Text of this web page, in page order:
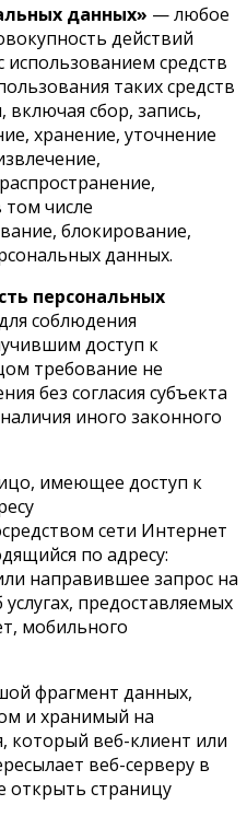
данных» — любое
действий
средств
таких средств
сбор, запись,
хранение, уточнение
том числе
блокирование,
данных.
персональных
соблюдения
доступ к
требование не
без согласия субъекта
иного законного
имеющее доступ к
сети Интернет
по адресу:
направившее запрос на
предоставляемых
мобильного
фрагмент данных,
и хранимый на
который веб-клиент или
веб-серверу в
открыть страницу